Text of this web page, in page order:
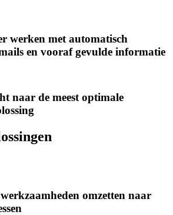
werken met automatisch
en vooraf gevulde informatie
naar de meest optimale
omzetten naar